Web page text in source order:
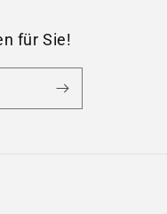
für Sie!